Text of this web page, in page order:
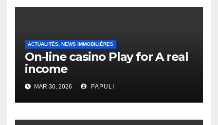
ACTUALITÉS, NEWS IMMOBILIÈRES
On-line casino Play for A real
income
MAR 30, 2026 PAPULI